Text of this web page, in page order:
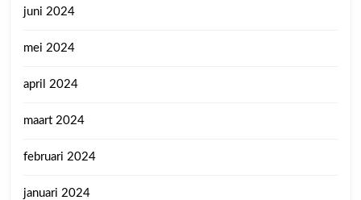
juni 2024
mei 2024
april 2024
maart 2024
februari 2024
januari 2024